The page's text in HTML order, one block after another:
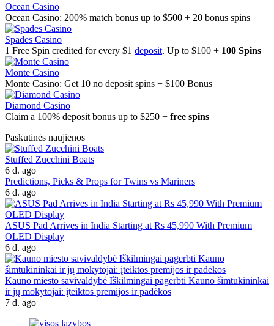
Ocean Casino
Ocean Casino: 200% match bonus up to $500 + 20 bonus spins
Spades Casino
1 Free Spin credited for every $1 deposit. Up to $100 + 100 Spins
Monte Casino
Monte Casino: Get 10 no deposit spins + $100 Bonus
Diamond Casino
Claim a 100% deposit bonus up to $250 + free spins
Paskutinės naujienos
Stuffed Zucchini Boats
6 d. ago
Predictions, Picks & Props for Twins vs Mariners
6 d. ago
ASUS Pad Arrives in India Starting at Rs 45,990 With Premium
OLED Display
6 d. ago
Kauno miesto savivaldybė Iškilmingai pagerbti Kauno šimtukininkai
ir jų mokytojai: įteiktos premijos ir padėkos
7 d. ago